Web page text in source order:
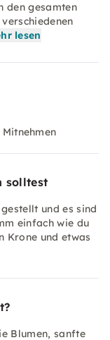
den gesamten
lesen
solltest
und es sind
einfach wie du
Krone und etwas
Blumen, sanfte